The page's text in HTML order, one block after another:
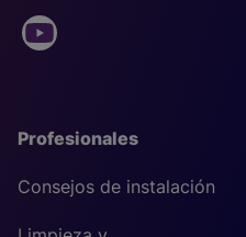
Profesionales
Consejos de instalación